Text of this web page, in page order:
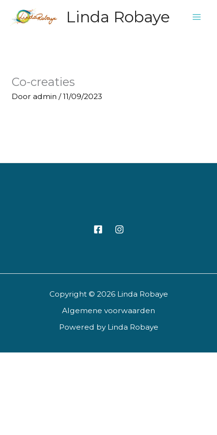
naar
Linda Robaye
Co-creaties
Door admin /11/09/2023
Copyright © 2026 Linda Robaye
Algemene voorwaarden
Powered by Linda Robaye